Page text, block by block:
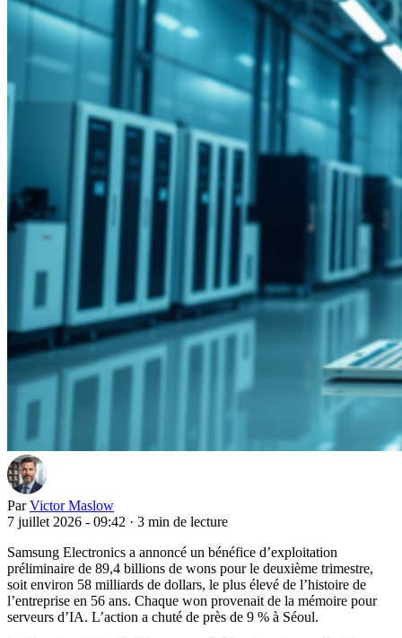
Par Victor Maslow
7 juillet 2026 - 09:42 · 3 min de lecture
Samsung Electronics a annoncé un bénéfice d’exploitation
préliminaire de 89,4 billions de wons pour le deuxième trimestre,
soit environ 58 milliards de dollars, le plus élevé de l’histoire de
l’entreprise en 56 ans. Chaque won provenait de la mémoire pour
serveurs d’IA. L’action a chuté de près de 9 % à Séoul.